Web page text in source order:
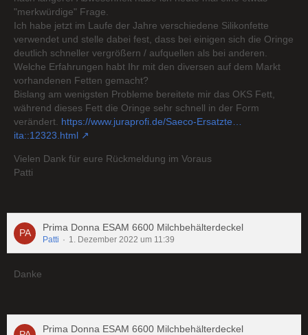
"merkwürdige" Frage.
Ich habe jetzt im Laufe der Jahre verschiedene Silikonfette
verwendet und stelle dabei fest, dass bei einigen sich die Oringe
deutlich schneller vergrößern / aufquellen als bei anderen.
Welche Erfahrungen habt Ihr mit den diversen auf dem Markt
vorhandenen Fetten gemacht?
Bislang am wenigsten Probleme bereitete mir das OKS Fett,
während dieses Fett die Oringe sehr schnell in der Form
verändert. https://www.juraprofi.de/Saeco-Ersatzte…
ita::12323.html
Vielen Dank für eure Rückmeldung im Voraus
Patti
Prima Donna ESAM 6600 Milchbehälterdeckel
Patti 1. Dezember 2022 um 11:39
Danke
Prima Donna ESAM 6600 Milchbehälterdeckel